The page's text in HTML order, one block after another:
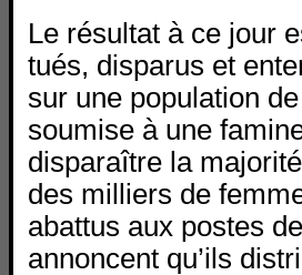
Le résultat à ce jour
tués, disparus et
sur une population
soumise à une
disparaître la
des milliers de
abattus aux postes
annoncent qu’ils